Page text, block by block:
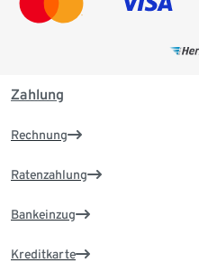
Zahlung
Rechnung
Ratenzahlung
Bankeinzug
Kreditkarte